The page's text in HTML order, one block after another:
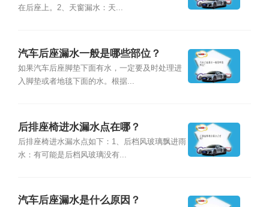
在后座上。2、天窗漏水：天...
汽车后座漏水一般是哪些部位？
如果汽车后座脚垫下面有水，一定要及时处理进
入脚垫或者地毯下面的水。根据...
后排座椅进水漏水点在哪？
后排座椅进水漏水点如下：1、后档风玻璃飘进雨
水：有可能是后档风玻璃没有...
汽车后座漏水是什么原因？